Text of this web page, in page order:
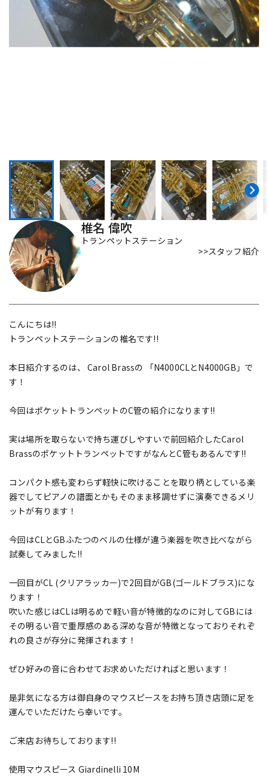
DJ機器 DTM
椎名 偉吹
トランペットステーション
>>スタッフ紹介
こんにちは!!
トランペットステーションの椎名です!!
本日紹介するのは、 Carol Brassの 「N4000CLとN4000GB」で
す！
今回はポケットトランペットのC管の紹介になります!!
実は場所を取らないで持ち運びしやすいで前回紹介したCarol
BrassのポケットトランペットですがなんとC管もあるんです!!
コンパクト感も変わらず軽快に吹けることを取り柄としている楽
器でしてピアノの譜面とかもそのまま移調せずに演奏できるメリ
ットが有ります！
今回はCLとGBふたつのベルの仕様が違う楽器を吹き比べながら
試奏してみました!!
一回目がCL (クリアラッカー)で2回目がGB(ゴールドブラス)にな
ります！
吹いた感じはCLは明るめで軽い音が特徴的なのに対してGBには
その明るい音で重厚感のある深めな音が特徴となっておりそれぞ
れの良さが存分に発揮されます！
ぜひ好みの音に合わせてお求めいただければと思います！
是非気になる方は御自身のマウスピースをお持ち頂き店頭に足を
運んでいただけたら幸いです。
ご来店お待ちしております!!
使用マウスピース Giardinelli 10M